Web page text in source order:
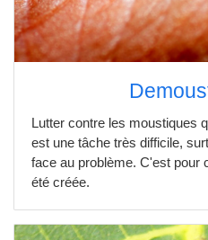
Lutter contre les moustiques
est une tâche très difficile,
face au problème. C'est pour
été créée.